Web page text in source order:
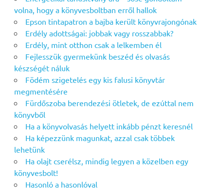
volna, hogy a könyvesboltban erről hallok
Epson tintapatron a bajba került könyvrajongónak
Erdély adottságai: jobbak vagy rosszabbak?
Erdély, mint otthon csak a lelkemben él
Fejlesszük gyermekünk beszéd és olvasás
készségét náluk
Födém szigetelés egy kis falusi könyvtár
megmentésére
Fürdőszoba berendezési ötletek, de ezúttal nem
könyvből
Ha a könyvolvasás helyett inkább pénzt keresnél
Ha képezzünk magunkat, azzal csak többek
lehetünk
Ha olajt cserélsz, mindig legyen a közelben egy
könyvesbolt!
Hasonló a hasonlóval